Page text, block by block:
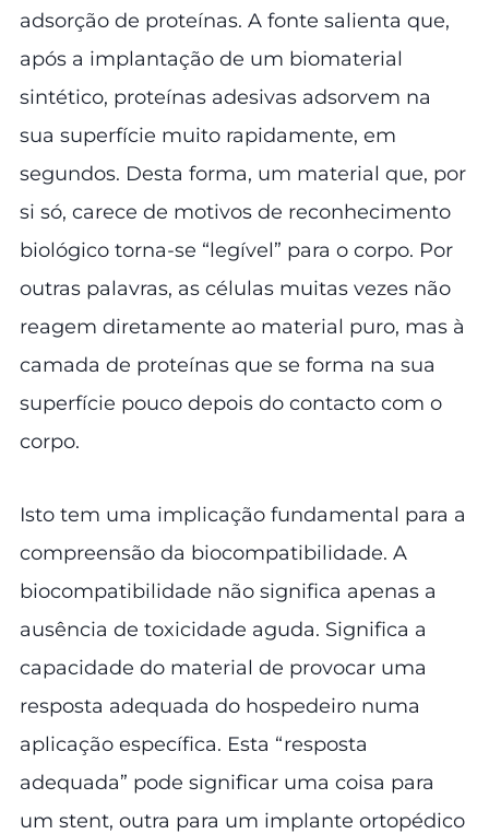
adsorção de proteínas. A fonte salienta que,
após a implantação de um biomaterial
sintético, proteínas adesivas adsorvem na
sua superfície muito rapidamente, em
segundos. Desta forma, um material que, por
si só, carece de motivos de reconhecimento
biológico torna-se “legível” para o corpo. Por
outras palavras, as células muitas vezes não
reagem diretamente ao material puro, mas à
camada de proteínas que se forma na sua
superfície pouco depois do contacto com o
corpo.
Isto tem uma implicação fundamental para a
compreensão da biocompatibilidade. A
biocompatibilidade não significa apenas a
ausência de toxicidade aguda. Significa a
capacidade do material de provocar uma
resposta adequada do hospedeiro numa
aplicação específica. Esta “resposta
adequada” pode significar uma coisa para
um stent, outra para um implante ortopédico